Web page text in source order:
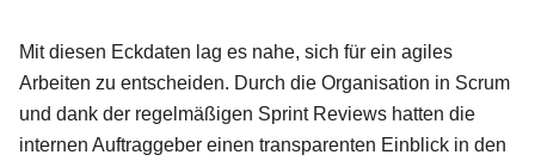
Mit diesen Eckdaten lag es nahe, sich für ein agiles
Arbeiten zu entscheiden. Durch die Organisation in Scrum
und dank der regelmäßigen Sprint Reviews hatten die
internen Auftraggeber einen transparenten Einblick in den